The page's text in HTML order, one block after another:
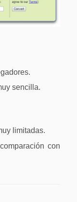
sencilla.
limitadas.
con